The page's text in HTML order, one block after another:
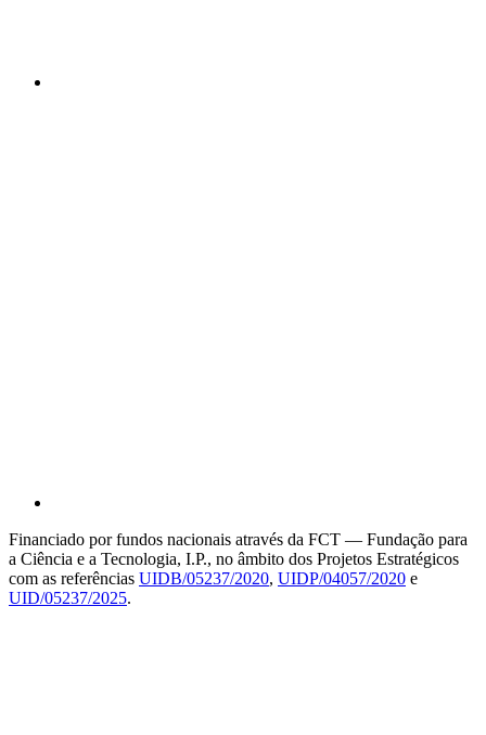
Financiado por fundos nacionais através da FCT — Fundação para
a Ciência e a Tecnologia, I.P., no âmbito dos Projetos Estratégicos
com as referências UIDB/05237/2020, UIDP/04057/2020 e
UID/05237/2025.